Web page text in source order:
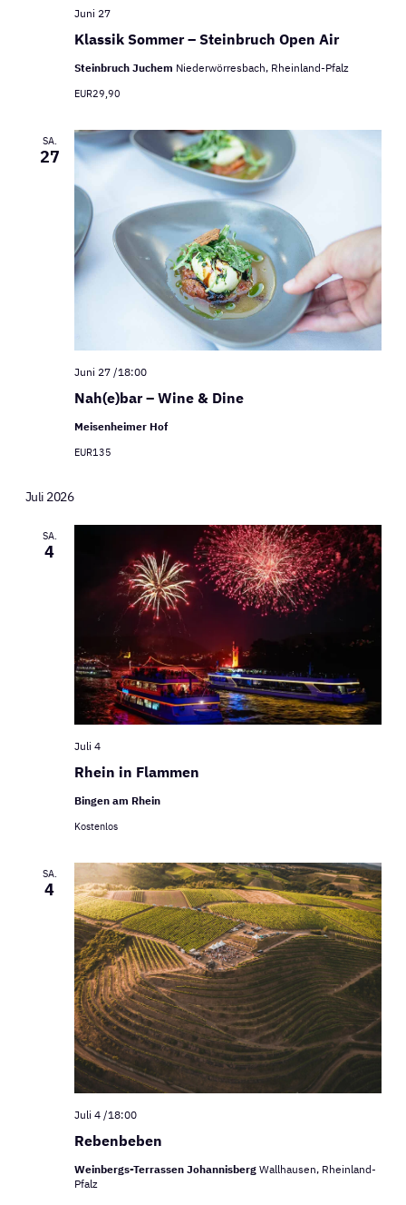
Klassik Sommer – Steinbruch Open Air
Juni 27
Steinbruch Juchem Niederwörresbach, Rheinland-Pfalz
EUR29,90
SA.
27
Nah(e)bar – Wine & Dine
Juni 27 /18:00
Meisenheimer Hof
EUR135
Juli 2026
SA.
4
Rhein in Flammen
Juli 4
Bingen am Rhein
Kostenlos
SA.
4
Rebenbeben
Juli 4 /18:00
Weinbergs-Terrassen Johannisberg Wallhausen, Rheinland-
Pfalz